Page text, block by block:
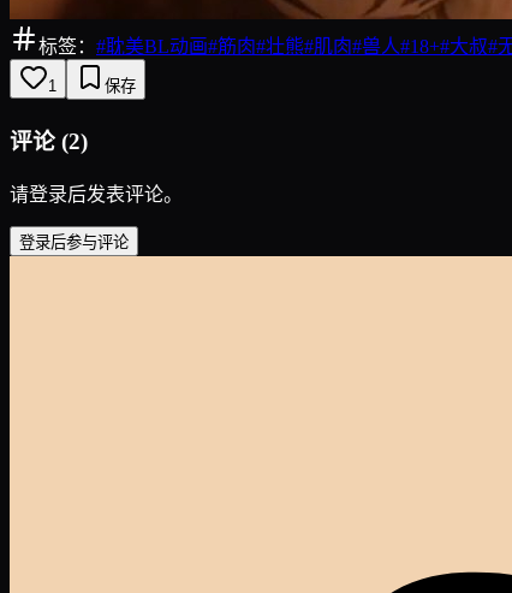
标签： #耽美BL动画#筋肉#壮熊#肌肉#兽人#18+#大叔#
1 保存
评论 (2)
请登录后发表评论。
登录后参与评论